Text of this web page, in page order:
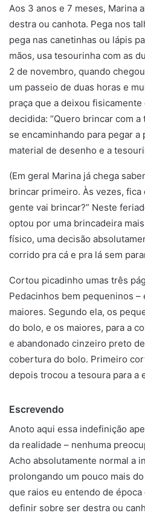
Aos 3 anos e 7 meses, Marina
destra ou canhota. Pega nos
pega nas canetinhas ou lápis
mãos, usa tesourinha com as
2 de novembro, quando
um passeio de duas horas e
praça que a deixou fisicamente
decidida: “Quero brincar com
se encaminhando para pegar a
material de desenho e a
(Em geral Marina já chega
brincar primeiro. Às vezes, fica
gente vai brincar?” Neste
optou por uma brincadeira
físico, uma decisão
corrido pra cá e pra lá sem
Cortou picadinho umas três
Pedacinhos bem pequeninos –
maiores. Segundo ela, os
do bolo, e os maiores, para a
e abandonado cinzeiro preto
cobertura do bolo. Primeiro
depois trocou a tesoura para a
Escrevendo
Anoto aqui essa indefinição
da realidade – nenhuma
Acho absolutamente normal a
prolongando um pouco mais
que raios eu entendo de
definir sobre ser destra ou